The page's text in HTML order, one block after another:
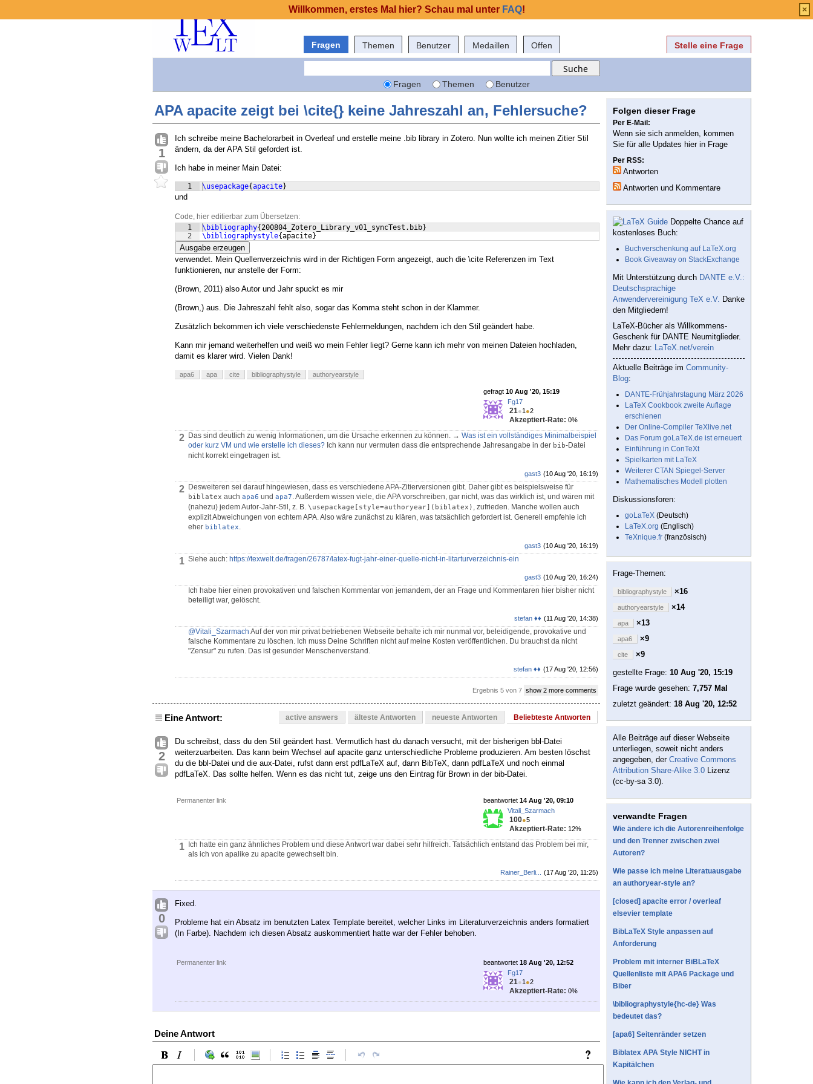
Fragen Themen Benutzer Medaillen Offen Stelle eine Frage
Fragen Themen Benutzer
APA apacite zeigt bei \cite{} keine Jahreszahl an, Fehlersuche?
1
Ich schreibe meine Bachelorarbeit in Overleaf und erstelle meine .bib library in Zotero. Nun wollte ich meinen Zitier Stil
ändern, da der APA Stil gefordert ist.
Ich habe in meiner Main Datei:
1 \usepackage{apacite}
und
Code, hier editierbar zum Übersetzen:
1
2
\bibliography{200804_Zotero_Library_v01_syncTest.bib}
\bibliographystyle{apacite}
Ausgabe erzeugen
verwendet. Mein Quellenverzeichnis wird in der Richtigen Form angezeigt, auch die \cite Referenzen im Text
funktionieren, nur anstelle der Form:
(Brown, 2011) also Autor und Jahr spuckt es mir
(Brown,) aus. Die Jahreszahl fehlt also, sogar das Komma steht schon in der Klammer.
Zusätzlich bekommen ich viele verschiedenste Fehlermeldungen, nachdem ich den Stil geändert habe.
Kann mir jemand weiterhelfen und weiß wo mein Fehler liegt? Gerne kann ich mehr von meinen Dateien hochladen,
damit es klarer wird. Vielen Dank!
apa6 apa cite bibliographystyle authoryearstyle
gefragt 10 Aug '20, 15:19
Fg17
21●1 ●2
Akzeptiert-Rate: 0%
2 Das sind deutlich zu wenig Informationen, um die Ursache erkennen zu können. → Was ist ein vollständiges Minimalbeispiel
oder kurz VM und wie erstelle ich dieses? Ich kann nur vermuten dass die entsprechende Jahresangabe in der bib-Datei
nicht korrekt eingetragen ist.
(10 Aug '20, 16:19)
gast3
2 Desweiteren sei darauf hingewiesen, dass es verschiedene APA-Zitierversionen gibt. Daher gibt es beispielsweise für
biblatex auch apa6 und apa7. Außerdem wissen viele, die APA vorschreiben, gar nicht, was das wirklich ist, und wären mit
(nahezu) jedem Autor-Jahr-Stil, z. B. \usepackage[style=authoryear](biblatex) , zufrieden. Manche wollen auch
explizit Abweichungen von echtem APA. Also wäre zunächst zu klären, was tatsächlich gefordert ist. Generell empfehle ich
eher biblatex.
(10 Aug '20, 16:19)
gast3
1 Siehe auch: https://texwelt.de/fragen/26787/latex-fugt-jahr-einer-quelle-nicht-in-litarturverzeichnis-ein
(10 Aug '20, 16:24)
gast3
Ich habe hier einen provokativen und falschen Kommentar von jemandem, der an Frage und Kommentaren hier bisher nicht
beteiligt war, gelöscht.
(11 Aug '20, 14:38)
stefan ♦♦
@Vitali_Szarmach Auf der von mir privat betriebenen Webseite behalte ich mir nunmal vor, beleidigende, provokative und
falsche Kommentare zu löschen. Ich muss Deine Schriften nicht auf meine Kosten veröffentlichen. Du brauchst da nicht
"Zensur" zu rufen. Das ist gesunder Menschenverstand.
(17 Aug '20, 12:56)
stefan ♦♦
Ergebnis 5 von 7 show 2 more comments
Eine Antwort: active answers älteste Antworten neueste Antworten Beliebteste Antworten
2
Du schreibst, dass du den Stil geändert hast. Vermutlich hast du danach versucht, mit der bisherigen bbl-Datei
weiterzuarbeiten. Das kann beim Wechsel auf apacite ganz unterschiedliche Probleme produzieren. Am besten löschst
du die bbl-Datei und die aux-Datei, rufst dann erst pdfLaTeX auf, dann BibTeX, dann pdfLaTeX und noch einmal
pdfLaTeX. Das sollte helfen. Wenn es das nicht tut, zeige uns den Eintrag für Brown in der bib-Datei.
Permanenter link beantwortet 14 Aug '20, 09:10
Vitali_Szarmach
100●5
Akzeptiert-Rate: 12%
1
Ich hatte ein ganz ähnliches Problem und diese Antwort war dabei sehr hilfreich. Tatsächlich entstand das Problem bei mir,
als ich von apalike zu apacite gewechselt bin.
(17 Aug '20, 11:25)
Rainer_Berli...
0
Fixed.
Probleme hat ein Absatz im benutzten Latex Template bereitet, welcher Links im Literaturverzeichnis anders formatiert
(In Farbe). Nachdem ich diesen Absatz auskommentiert hatte war der Fehler behoben.
Permanenter link beantwortet 18 Aug '20, 12:52
Fg17
21●1 ●2
Akzeptiert-Rate: 0%
Deine Antwort
Folgen dieser Frage
Per E-Mail:
Wenn sie sich anmelden, kommen
Sie für alle Updates hier in Frage
Per RSS:
Antworten
Antworten und Kommentare
Doppelte Chance auf
kostenloses Buch:
Buchverschenkung auf LaTeX.org
Book Giveaway on StackExchange
Mit Unterstützung durch DANTE e.V.:
Deutschsprachige
Anwendervereinigung TeX e.V. Danke
den Mitgliedern!
LaTeX-Bücher als Willkommens-
Geschenk für DANTE Neumitglieder.
Mehr dazu: LaTeX.net/verein
Aktuelle Beiträge im Community-
Blog:
DANTE-Frühjahrstagung März 2026
LaTeX Cookbook zweite Auflage
erschienen
Der Online-Compiler TeXlive.net
Das Forum goLaTeX.de ist erneuert
Einführung in ConTeXt
Spielkarten mit LaTeX
Weiterer CTAN Spiegel-Server
Mathematisches Modell plotten
Diskussionsforen:
goLaTeX (Deutsch)
LaTeX.org (Englisch)
TeXnique.fr (französisch)
Frage-Themen:
bibliographystyle ×16
authoryearstyle ×14
apa ×13
apa6 ×9
cite
×9
gestellte Frage: 10 Aug '20, 15:19
Frage wurde gesehen: 7,757 Mal
zuletzt geändert: 18 Aug '20, 12:52
Alle Beiträge auf dieser Webseite
unterliegen, soweit nicht anders
angegeben, der Creative Commons
Attribution Share-Alike 3.0 Lizenz
(cc-by-sa 3.0).
verwandte Fragen
Wie ändere ich die Autorenreihenfolge
und den Trenner zwischen zwei
Autoren?
Wie passe ich meine Literatuausgabe
an authoryear-style an?
[closed] apacite error / overleaf
elsevier template
BibLaTeX Style anpassen auf
Anforderung
Problem mit interner BiBLaTeX
Quellenliste mit APA6 Package und
Biber
\bibliographystyle{hc-de} Was
bedeutet das?
[apa6] Seitenränder setzen
Biblatex APA Style NICHT in
Kapitälchen
Willkommen, erstes Mal hier? Schau mal unter FAQ! ×